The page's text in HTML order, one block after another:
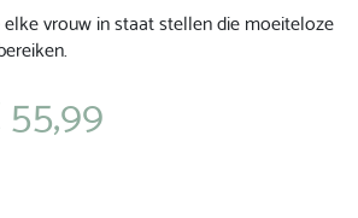
vrouw in staat stellen die moeiteloze
55,99